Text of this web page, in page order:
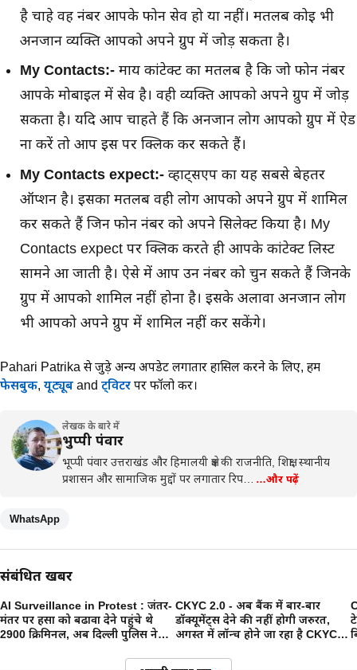
है चाहे वह नंबर आपके फोन सेव हो या नहीं। मतलब कोई भी
अनजान व्यक्ति आपको अपने ग्रुप में जोड़ सकता है।
My Contacts:-माय कांटेक्ट का मतलब है कि जो फोन नंबर
आपके मोबाइल में सेव है। वही व्यक्ति आपको अपने ग्रुप में जोड़
सकता है। यदि आप चाहते हैं कि अनजान लोग आपको ग्रुप में ऐड
ना करें तो आप इस पर क्लिक कर सकते हैं।
My Contacts expect:-व्हाट्सएप का यह सबसे बेहतर
ऑप्शन है। इसका मतलब वही लोग आपको अपने ग्रुप में शामिल
कर सकते हैं जिन फोन नंबर को अपने सिलेक्ट किया है। My
Contacts expect पर क्लिक करते ही आपके कांटेक्ट लिस्ट
सामने आ जाती है। ऐसे में आप उन नंबर को चुन सकते हैं जिनके
ग्रुप में आपको शामिल नहीं होना है। इसके अलावा अनजान लोग
भी आपको अपने ग्रुप में शामिल नहीं कर सकेंगे।
Pahari Patrika से जुड़े अन्य अपडेट लगातार हासिल करने के लिए, हमें
फेसबुक, यूट्यूब and ट्विटर पर फॉलो करें।
लेखक के बारे में
भुप्पी पंवार
भूप्पी पंवार उत्तराखंड और हिमालयी क्षेत्र की राजनीति, शिक्षा, स्थानीय
प्रशासन और सामाजिक मुद्दों पर लगातार रिप…
…और पढ़ें
WhatsApp
संबंधित खबरें
AI Surveillance in Protest : जंतर-
मंतर पर हिंसा को बढावा देने पहुंचे थे
2900 क्रिमिनल, अब दिल्ली पुलिस ने
CKYC 2.0 - अब बैंक में बार-बार
डॉक्यूमेंट्स देने की नहीं होगी जरुरत,
अगस्त में लॉन्च होने जा रहा है CKYC